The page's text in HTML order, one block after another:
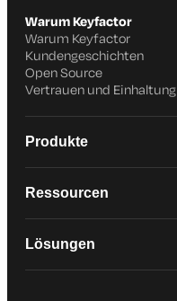
Warum Keyfactor
Warum Keyfactor
Kundengeschichten
Open Source
Vertrauen und Einhaltung
Produkte
Ressourcen
Lösungen